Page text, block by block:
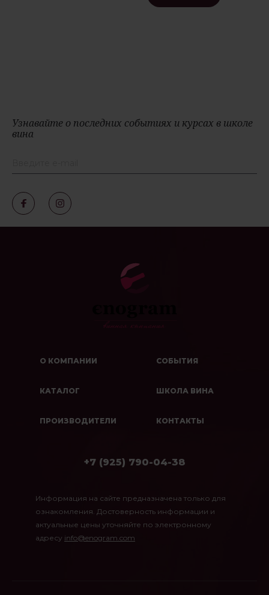
Узнавайте о последних событиях и курсах в школе
вина
О КОМПАНИИ
КАТАЛОГ
ПРОИЗВОДИТЕЛИ
СОБЫТИЯ
ШКОЛА ВИНА
КОНТАКТЫ
+7 (925) 790-04-38
Информация на сайте предназначена только для
ознакомления. Достоверность информации и
актуальные цены уточняйте по электронному
адресу info@enogram.com